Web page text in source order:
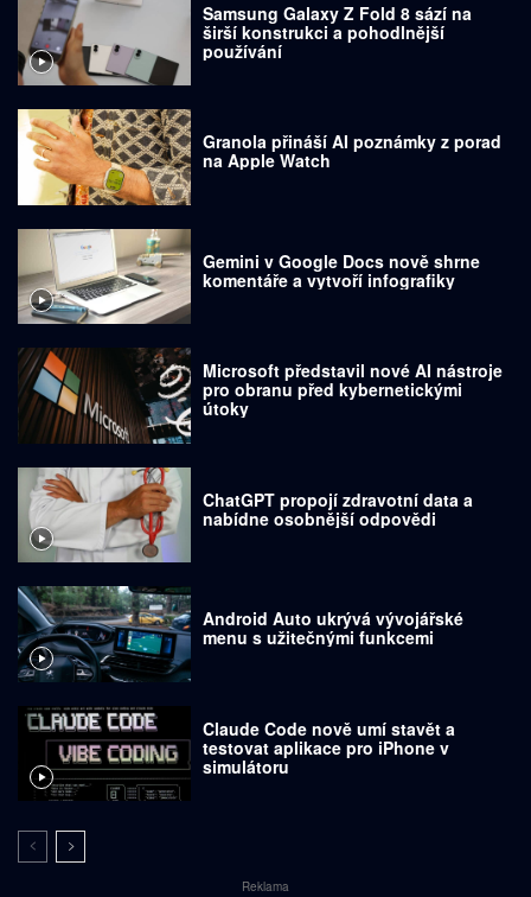
Samsung Galaxy Z Fold 8 sází na
širší konstrukci a pohodlnější
používání
Granola přináší AI poznámky z porad
na Apple Watch
Gemini v Google Docs nově shrne
komentáře a vytvoří infografiky
Microsoft představil nové AI nástroje
pro obranu před kybernetickými
útoky
ChatGPT propojí zdravotní data a
nabídne osobnější odpovědi
Android Auto ukrývá vývojářské
menu s užitečnými funkcemi
Claude Code nově umí stavět a
testovat aplikace pro iPhone v
simulátoru
Reklama